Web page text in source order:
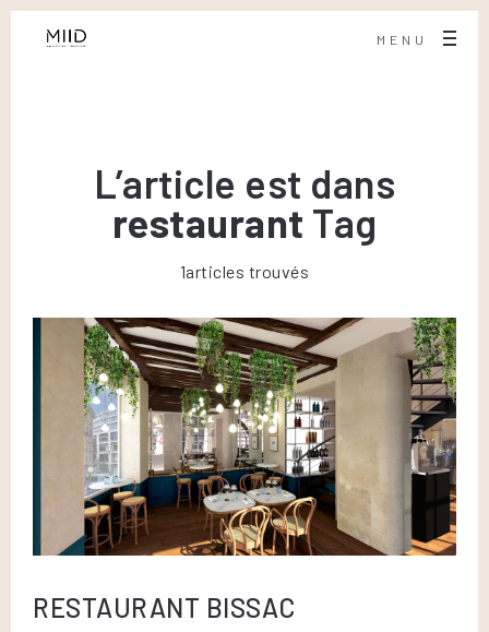
MENU
L’article est dans
restaurant Tag
1articles trouvés
RESTAURANT BISSAC